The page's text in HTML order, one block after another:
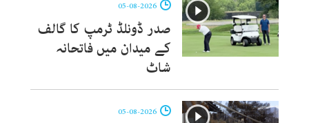
صدر ڈونلڈ ٹرمپ کا گالف
کے میدان میں فاتحانہ
شاٹ